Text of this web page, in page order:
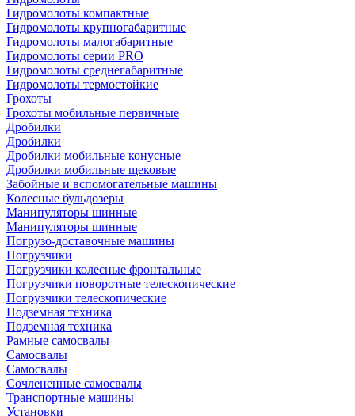
Гидромолоты компактные
Гидромолоты крупногабаритные
Гидромолоты малогабаритные
Гидромолоты серии PRO
Гидромолоты среднегабаритные
Гидромолоты термостойкие
Грохоты
Грохоты мобильные первичные
Дробилки
Дробилки
Дробилки мобильные конусные
Дробилки мобильные щековые
Забойные и вспомогательные машины
Колесные бульдозеры
Манипуляторы шинные
Манипуляторы шинные
Погрузо-доставочные машины
Погрузчики
Погрузчики колесные фронтальные
Погрузчики поворотные телескопические
Погрузчики телескопические
Подземная техника
Подземная техника
Рамные самосвалы
Самосвалы
Самосвалы
Сочлененные самосвалы
Транспортные машины
Установки